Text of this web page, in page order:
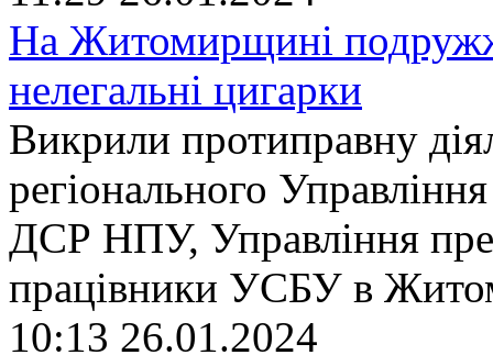
На Житомирщині
нелегальні цигарки
Викрили протиправну
регіонального
ДСР НПУ, Управління
працівники УСБУ в
10:13 26.01.2024